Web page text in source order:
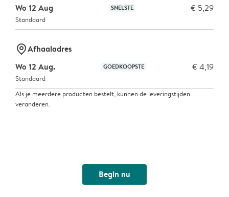
Wo 12 Aug SNELSTE € 5,29
Standaard
marker-pinAfhaaladres
Wo 12 Aug.
GOEDKOOPSTE € 4,19
Standaard
Als je meerdere producten bestelt, kunnen de leveringstijden
veranderen.
Begin nu